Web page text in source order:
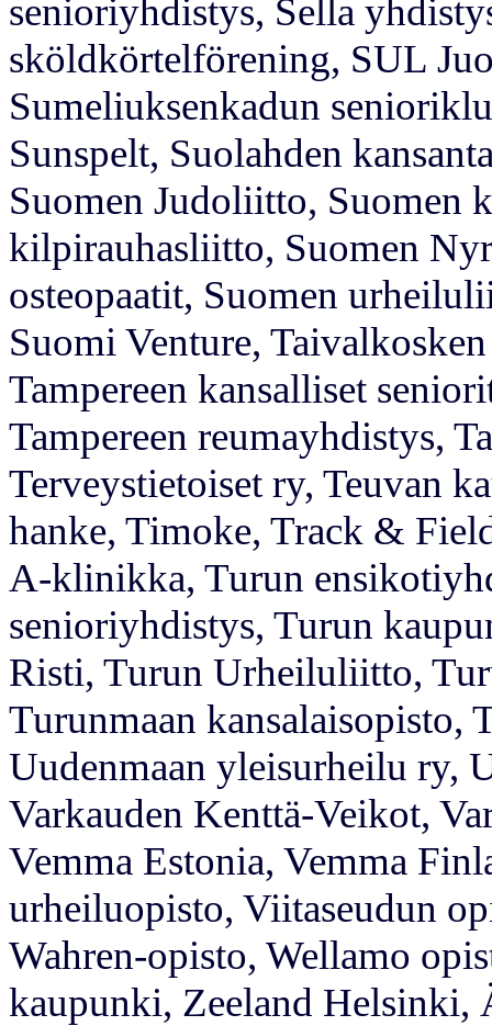
senioriyhdistys, Sella
sköldkörtelförening, SUL
Sumeliuksenkadun
Sunspelt, Suolahden
Suomen Judoliitto, Suomen
kilpirauhasliitto, Suomen
osteopaatit, Suomen
Suomi Venture,
Tampereen kansalliset
Tampereen reumayhdistys,
Terveystietoiset ry, Teuvan
hanke, Timoke, Track &
A-klinikka, Turun
senioriyhdistys, Turun
Risti, Turun Urheiluliitto,
Turunmaan kansalaisopisto,
Uudenmaan yleisurheilu ry,
Varkauden Kenttä-Veikot,
Vemma Estonia, Vemma
urheiluopisto, Viitaseudun
Wahren-opisto, Wellamo
kaupunki, Zeeland Helsinki,